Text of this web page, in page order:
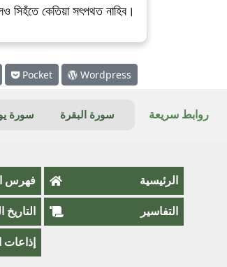
কেতিয়া সৎপথত নাহিব।
Pocket Wordpress
روابط سريعة سورة البقرة سورة
الرئيسية فهرس
التفاسير
إذاعات